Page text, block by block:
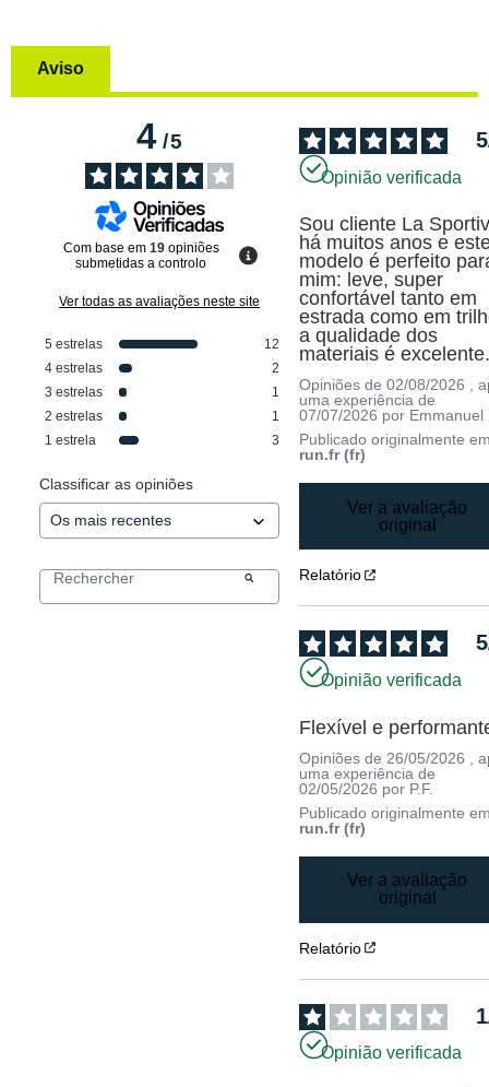
Aviso
4/5
Com base em 19 opiniões
submetidas a controlo
Ver todas as avaliações neste site
5 estrelas
12
4 estrelas
2
3 estrelas
1
2 estrelas
1
1 estrela 3
Classificar as opiniões
5
Opinião verificada
Sou cliente La
há muitos anos e
modelo é perfeito
mim: leve, super
confortável tanto em
estrada como em
a qualidade dos
materiais é
Opiniões de02/08/2026
,
uma experiência de
07/07/2026 por Emmanuel
Publicado originalmente
run.fr (fr)
Ver a avaliação
original
Relatório
5
Opinião verificada
Flexível e
Opiniões de 26/05/2026
,
uma experiência de
02/05/2026 por P.F.
Publicado originalmente
run.fr (fr)
Ver a avaliação
original
Relatório
1
Opinião verificada